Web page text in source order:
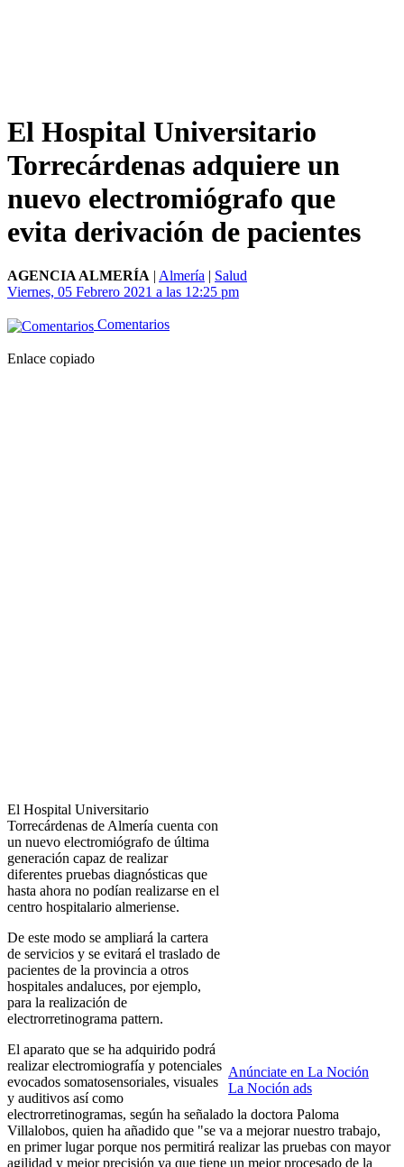
El Hospital Universitario
Torrecárdenas adquiere un
nuevo electromiógrafo que
evita derivación de pacientes
AGENCIA ALMERÍA | Almería | Salud
Viernes, 05 Febrero 2021 a las 12:25 pm
Comentarios
Enlace copiado
Anúnciate en La Noción
La Noción ads
El Hospital Universitario
Torrecárdenas de Almería cuenta con
un nuevo electromiógrafo de última
generación capaz de realizar
diferentes pruebas diagnósticas que
hasta ahora no podían realizarse en el
centro hospitalario almeriense.
De este modo se ampliará la cartera
de servicios y se evitará el traslado de
pacientes de la provincia a otros
hospitales andaluces, por ejemplo,
para la realización de
electrorretinograma pattern.
El aparato que se ha adquirido podrá
realizar electromiografía y potenciales
evocados somatosensoriales, visuales
y auditivos así como
electrorretinogramas, según ha señalado la doctora Paloma
Villalobos, quien ha añadido que "se va a mejorar nuestro trabajo,
en primer lugar porque nos permitirá realizar las pruebas con mayor
agilidad y mejor precisión ya que tiene un mejor procesado de la